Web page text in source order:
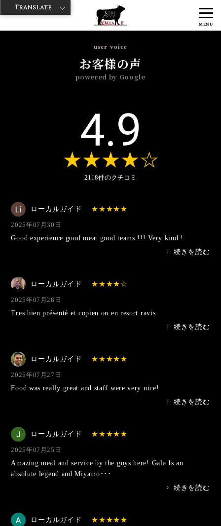
MENU
神戸牛ダイヤ > 神戸牛ダイア すし屋通り店
2025
user voice
お客様の声
powered by Google
4.9
2118件のクチコミ
ローカルガイド
2025年07月30日
Good experience good meat good teams !!! Very kind !
>
続きを読む
ローカルガイド
2025年07月28日
Tres bien présenté et copieu on en resort ravis
>
続きを読む
ローカルガイド
2025年07月27日
Food was really great and staff were very nice!
>
続きを読む
ローカルガイド
2025年07月25日
Amazing meal and service by the guys here! Gala Is an
absolute legend and Miyamo･･･
>
続きを読む
ローカルガイド
Translate